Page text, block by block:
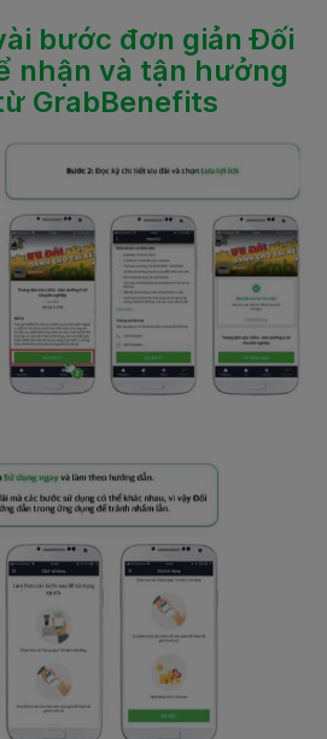
bước đơn giản Đối
nhận và tận hưởng
GrabBenefits